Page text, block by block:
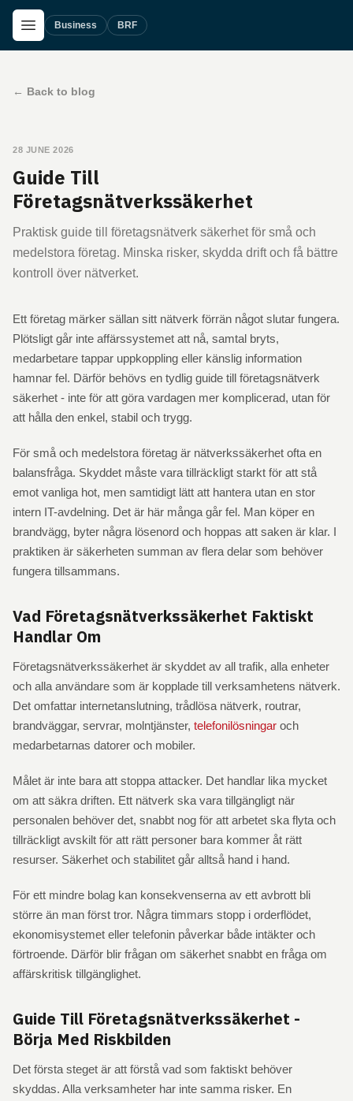
Skip to main content
Open Menu
Business BRF
← Back to blog
28 JUNE 2026
Guide Till
Företagsnätverkssäkerhet
Praktisk guide till företagsnätverk säkerhet för små och
medelstora företag. Minska risker, skydda drift och få bättre
kontroll över nätverket.
Ett företag märker sällan sitt nätverk förrän något slutar fungera.
Plötsligt går inte affärssystemet att nå, samtal bryts,
medarbetare tappar uppkoppling eller känslig information
hamnar fel. Därför behövs en tydlig guide till företagsnätverk
säkerhet - inte för att göra vardagen mer komplicerad, utan för
att hålla den enkel, stabil och trygg.
För små och medelstora företag är nätverkssäkerhet ofta en
balansfråga. Skyddet måste vara tillräckligt starkt för att stå
emot vanliga hot, men samtidigt lätt att hantera utan en stor
intern IT-avdelning. Det är här många går fel. Man köper en
brandvägg, byter några lösenord och hoppas att saken är klar. I
praktiken är säkerheten summan av flera delar som behöver
fungera tillsammans.
Vad Företagsnätverkssäkerhet Faktiskt
Handlar Om
Företagsnätverkssäkerhet är skyddet av all trafik, alla enheter
och alla användare som är kopplade till verksamhetens nätverk.
Det omfattar internetanslutning, trådlösa nätverk, routrar,
brandväggar, servrar, molntjänster, telefonilösningar och
medarbetarnas datorer och mobiler.
Målet är inte bara att stoppa attacker. Det handlar lika mycket
om att säkra driften. Ett nätverk ska vara tillgängligt när
personalen behöver det, snabbt nog för att arbetet ska flyta och
tillräckligt avskilt för att rätt personer bara kommer åt rätt
resurser. Säkerhet och stabilitet går alltså hand i hand.
För ett mindre bolag kan konsekvenserna av ett avbrott bli
större än man först tror. Några timmars stopp i orderflödet,
ekonomisystemet eller telefonin påverkar både intäkter och
förtroende. Därför blir frågan om säkerhet snabbt en fråga om
affärskritisk tillgänglighet.
Guide Till Företagsnätverkssäkerhet -
Börja Med Riskbilden
Det första steget är att förstå vad som faktiskt behöver
skyddas. Alla verksamheter har inte samma risker. En